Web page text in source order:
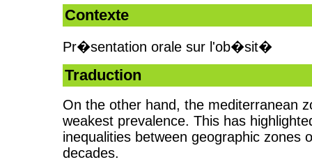
Contexte
Pr�sentation orale sur l'ob�sit�
Traduction
On the other hand, the mediterranean
weakest prevalence. This has
inequalities between geographic zones
decades.